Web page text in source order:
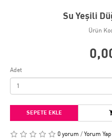
Su Yeşili
Ürün
Adet
SEPETE EKLE
0 yorum / Yorum Yap